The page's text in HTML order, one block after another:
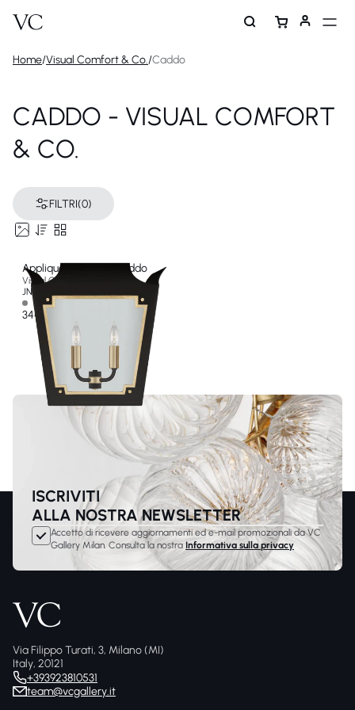
Home/Visual Comfort & Co./Caddo
CADDO - VISUAL COMFORT
& CO.
FILTRI(0)
Applique Lanterna Caddo
Visual Comfort & Co
JN 2020MBK/G-CG-EU
Non disponibile
344 €
ISCRIVITI
ALLA NOSTRA NEWSLETTER
Accetto di ricevere aggiornamenti ed e-mail promozionali da VC
Gallery Milan. Consulta la nostra Informativa sulla privacy
Via Filippo Turati, 3, Milano (MI)
Italy, 20121
+393923810531
team@vcgallery.it